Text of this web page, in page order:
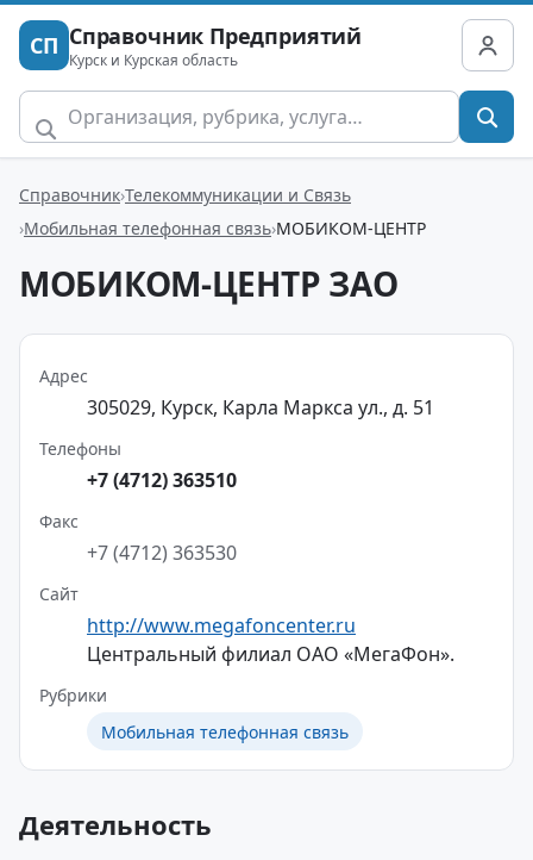
СП Справочник Предприятий
Курск и Курская область
Справочник Телекоммуникации и Связь
Мобильная телефонная связь МОБИКОМ-ЦЕНТР
МОБИКОМ-ЦЕНТР ЗАО
Адрес
305029, Курск, Карла Маркса ул., д. 51
Телефоны
+7 (4712) 363510
Факс
+7 (4712) 363530
Сайт
http://www.megafoncenter.ru
Центральный филиал ОАО «МегаФон».
Рубрики
Мобильная телефонная связь
Деятельность